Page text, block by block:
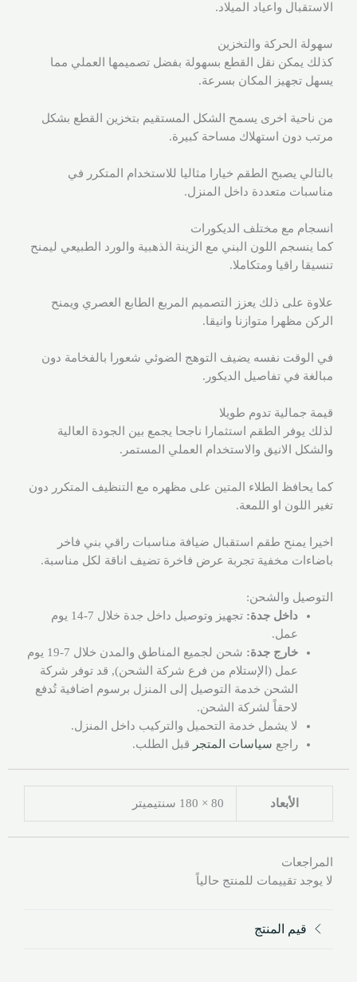
الاستقبال واعياد الميلاد.
سهولة الحركة والتخزين
كذلك يمكن نقل القطع بسهولة بفضل تصميمها العملي مما
يسهل تجهيز المكان بسرعة.
من ناحية اخرى يسمح الشكل المستقيم بتخزين القطع بشكل
مرتب دون استهلاك مساحة كبيرة.
بالتالي يصبح الطقم خيارا مثاليا للاستخدام المتكرر في
مناسبات متعددة داخل المنزل.
انسجام مع مختلف الديكورات
كما ينسجم اللون البني مع الزينة الذهبية والورد الطبيعي ليمنح
تنسيقا راقيا ومتكاملا.
علاوة على ذلك يعزز التصميم المربع الطابع العصري ويمنح
الركن مظهرا متوازنا وانيقا.
في الوقت نفسه يضيف التوهج الضوئي شعورا بالفخامة دون
مبالغة في تفاصيل الديكور.
قيمة جمالية تدوم طويلا
لذلك يوفر الطقم استثمارا ناجحا يجمع بين الجودة العالية
والشكل الانيق والاستخدام العملي المستمر.
كما يحافظ الطلاء المتين على مظهره مع التنظيف المتكرر دون
تغير اللون او اللمعة.
اخيرا يمنح طقم استقبال ضيافة مناسبات راقي بني فاخر
باضاءات مخفية تجربة عرض فاخرة تضيف اناقة لكل مناسبة.
التوصيل والشحن:
داخل جدة:
تجهيز وتوصيل داخل جدة خلال 7-14 يوم
عمل.
خارج جدة:
شحن لجميع المناطق والمدن خلال 7-19 يوم
عمل (الإستلام من فرع شركة الشحن), قد توفر شركة
الشحن خدمة التوصيل إلى المنزل برسوم اضافية تُدفع
لاحقاً لشركة الشحن.
لا يشمل خدمة التحميل والتركيب داخل المنزل.
راجع سياسات المتجر قبل الطلب.
الأبعاد 80 × 180 سنتيميتر
المراجعات
لا يوجد تقييمات للمنتج حالياً
قيم المنتج